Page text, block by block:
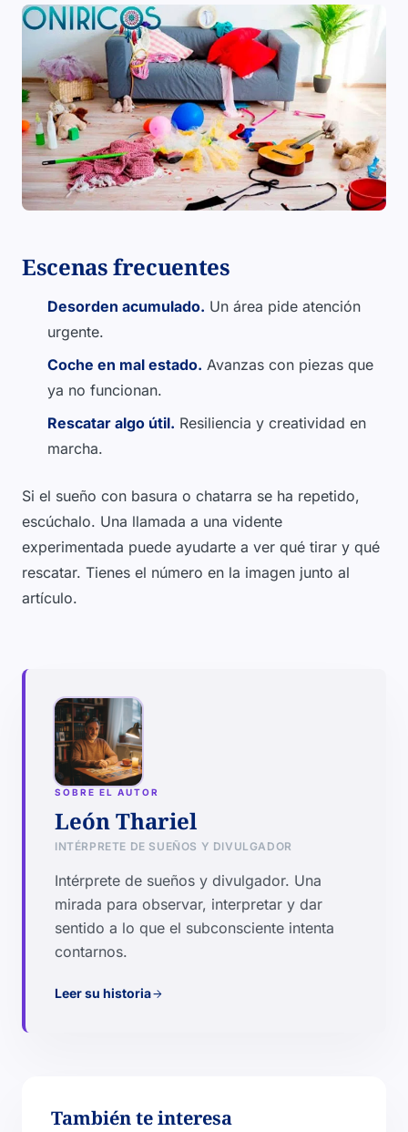
Escenas frecuentes
Desorden acumulado. Un área pide atención
urgente.
Coche en mal estado. Avanzas con piezas que
ya no funcionan.
Rescatar algo útil. Resiliencia y creatividad en
marcha.
Si el sueño con basura o chatarra se ha repetido,
escúchalo. Una llamada a una vidente
experimentada puede ayudarte a ver qué tirar y qué
rescatar. Tienes el número en la imagen junto al
artículo.
SOBRE EL AUTOR
León Thariel
INTÉRPRETE DE SUEÑOS Y DIVULGADOR
Intérprete de sueños y divulgador. Una
mirada para observar, interpretar y dar
sentido a lo que el subconsciente intenta
contarnos.
Leer su historiaarrow_forward
También te interesa